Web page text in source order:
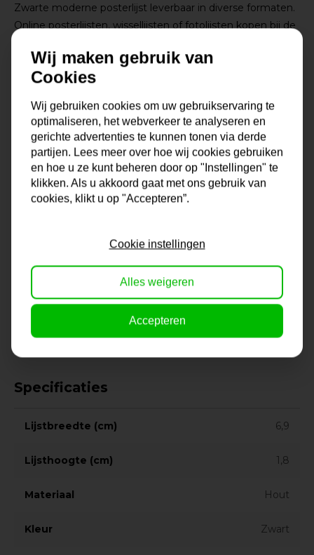
Zwarte moderne posterlijst leverbaar in diverse formaten.
Online posterlijsten, wissellijsten of fotolijsten kopen bij de
Want voor elk interieur, muur en stijl heeft Lijstengigant
passende lijsten. Fotolijsten, wissellijsten of posterlijsten,
met motief, een lichte of juist een donkere lijst, het is
allemaal mogelijk bij dé Lijstengigant van Nederland. De
keus in formaten is enorm en mocht jouw formaat er niet
bij zitten, dan kun je altijd contact met ons opnemen voor
een lijst op maat. Zo ben je altijd verzekerd van de juiste
lijst voor jouw foto, poster, diploma of wat je ook maar wilt
je verzekerd van kwaliteit en vakmanschap. En dat voor
een lage prijs!
Na je bestelling gaat onze lijstenmaker voor je aan de
slag. Gratis verzending vanaf €99,95!
Specificaties
Lijstbreedte (cm) 6,9
Lijsthoogte (cm) 1,8
Materiaal Hout
Kleur Zwart
Wij maken gebruik van
Cookies
Wij gebruiken cookies om uw gebruikservaring te
optimaliseren, het webverkeer te analyseren en
gerichte advertenties te kunnen tonen via derde
partijen. Lees meer over hoe wij cookies gebruiken
en hoe u ze kunt beheren door op "Instellingen" te
klikken. Als u akkoord gaat met ons gebruik van
cookies, klikt u op "Accepteren”.
Cookie instellingen
Alles weigeren
Accepteren